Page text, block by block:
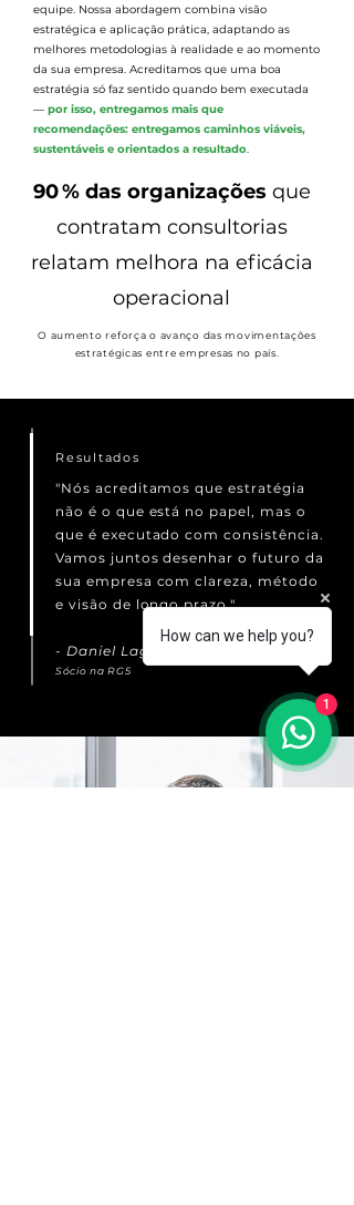
equipe. Nossa abordagem combina visão
estratégica e aplicação prática, adaptando as
melhores metodologias à realidade e ao momento
da sua empresa. Acreditamos que uma boa
estratégia só faz sentido quando bem executada
— por isso, entregamos mais que
recomendações: entregamos caminhos viáveis,
sustentáveis e orientados a resultado.
90 % das organizações que
contratam consultorias
relatam melhora na eficácia
operacional
O aumento reforça o avanço das movimentações
estratégicas entre empresas no país.
Resultados
"Nós acreditamos que estratégia
não é o que está no papel, mas o
que é executado com consistência.
Vamos juntos desenhar o futuro da
sua empresa com clareza, método
e visão de longo prazo."
- Daniel Lago
Sócio na RG5
How can we help you?
1